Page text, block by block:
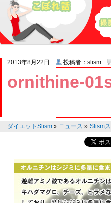
ornithine-
2013年8月22日 投稿者：slism
ダイエットSlism » ニュース » Slism